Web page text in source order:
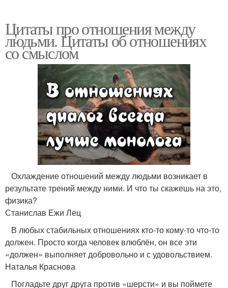
Цитаты про отношения между
людьми. Цитаты об отношениях
со смыслом
Охлаждение отношений между людьми возникает в
результате трений между ними. И что ты скажешь на это,
физика?
Станислав Ежи Лец
В любых стабильных отношениях кто-то кому-то что-то
должен. Просто когда человек влюблён, он все эти
«должен» выполняет добровольно и с удовольствием.
Наталья Краснова
Погладьте друг друга против «шерсти» и вы поймете